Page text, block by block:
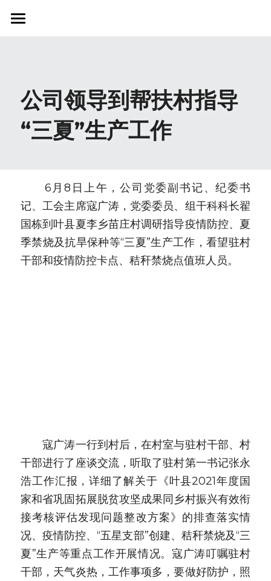
新闻资讯
信息公开
业务范围
科技创新
联系我们
搜索
公司领导到帮扶村指导
“三夏”生产工作
6月8日上午，公司党委副书记、纪委书
记、工会主席寇广涛，党委委员、组干科科长翟
国栋到叶县夏李乡苗庄村调研指导疫情防控、夏
季禁烧及抗旱保种等“三夏”生产工作，看望驻村
干部和疫情防控卡点、秸秆禁烧点值班人员。
寇广涛一行到村后，在村室与驻村干部、村
干部进行了座谈交流，听取了驻村第一书记张永
浩工作汇报，详细了解关于《叶县2021年度国
家和省巩固拓展脱贫攻坚成果同乡村振兴有效衔
接考核评估发现问题整改方案》的排查落实情
况、疫情防控、“五星支部”创建、秸秆禁烧及“三
夏”生产等重点工作开展情况。寇广涛叮嘱驻村
干部，天气炎热，工作事项多，要做好防护，照